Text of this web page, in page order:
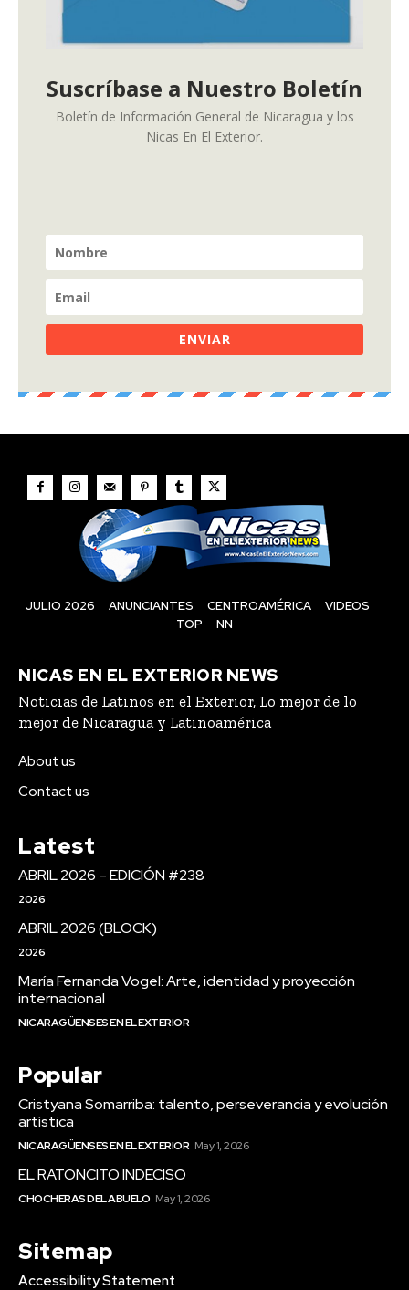
Suscríbase a Nuestro Boletín
Boletín de Información General de Nicaragua y los
Nicas En El Exterior.
ENVIAR
JULIO 2026 ANUNCIANTES CENTROAMÉRICA
VIDEOS
TOP
NN
NICAS EN EL EXTERIOR NEWS
Noticias de Latinos en el Exterior, Lo mejor de lo
mejor de Nicaragua y Latinoamérica
About us
Contact us
Latest
ABRIL 2026 – EDICIÓN #238
2026
ABRIL 2026 (BLOCK)
2026
María Fernanda Vogel: Arte, identidad y proyección
internacional
NICARAGÜENSES EN EL EXTERIOR
Popular
Cristyana Somarriba: talento, perseverancia y evolución
artística
NICARAGÜENSES EN EL EXTERIOR May 1, 2026
EL RATONCITO INDECISO
CHOCHERAS DEL ABUELO May 1, 2026
Sitemap
Accessibility Statement